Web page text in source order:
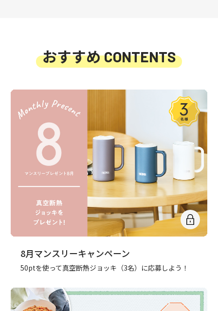
おすすめCONTENTS
8月マンスリーキャンペーン
50ptを使って真空断熱ジョッキ（3名）に応募しよう！